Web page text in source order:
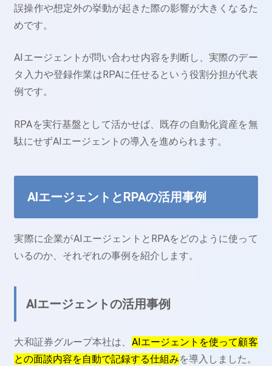
誤操作や想定外の挙動が起きた際の影響が大きくなるた
めです。
AIエージェントが問い合わせ内容を判断し、実際のデー
タ入力や登録作業はRPAに任せるという役割分担が代表
例です。
RPAを実行基盤として活かせば、既存の自動化資産を無
駄にせずAIエージェントの導入を進められます。
AIエージェントとRPAの活用事例
実際に企業がAIエージェントとRPAをどのように使って
いるのか、それぞれの事例を紹介します。
AIエージェントの活用事例
大和証券グループ本社は、 AIエージェントを使って顧客
との面談内容を自動で記録する仕組みを導入しました。